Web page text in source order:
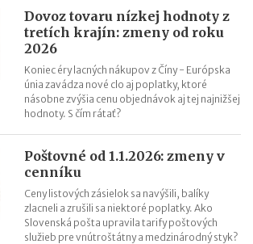
Dovoz tovaru nízkej hodnoty z
tretích krajín: zmeny od roku
2026
Koniec éry lacných nákupov z Číny - Európska
únia zavádza nové clo aj poplatky, ktoré
násobne zvýšia cenu objednávok aj tej najnižšej
hodnoty. S čím rátať?
Poštovné od 1.1.2026: zmeny v
cenníku
Ceny listových zásielok sa navýšili, balíky
zlacneli a zrušili sa niektoré poplatky. Ako
Slovenská pošta upravila tarify poštových
služieb pre vnútroštátny a medzinárodný styk?